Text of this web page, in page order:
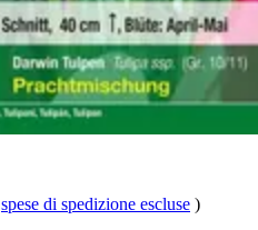
spese di spedizione escluse )